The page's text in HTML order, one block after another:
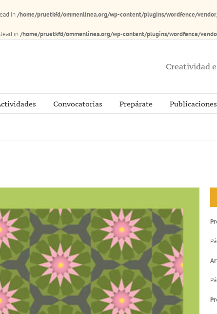
in/home/pruetkfd/ommenlinea.org/wp-content/plugins/wordfence/
in/home/pruetkfd/ommenlinea.org/wp-content/plugins/wordfence/
Creatividad
Convocatorias Prepárate Publicaciones